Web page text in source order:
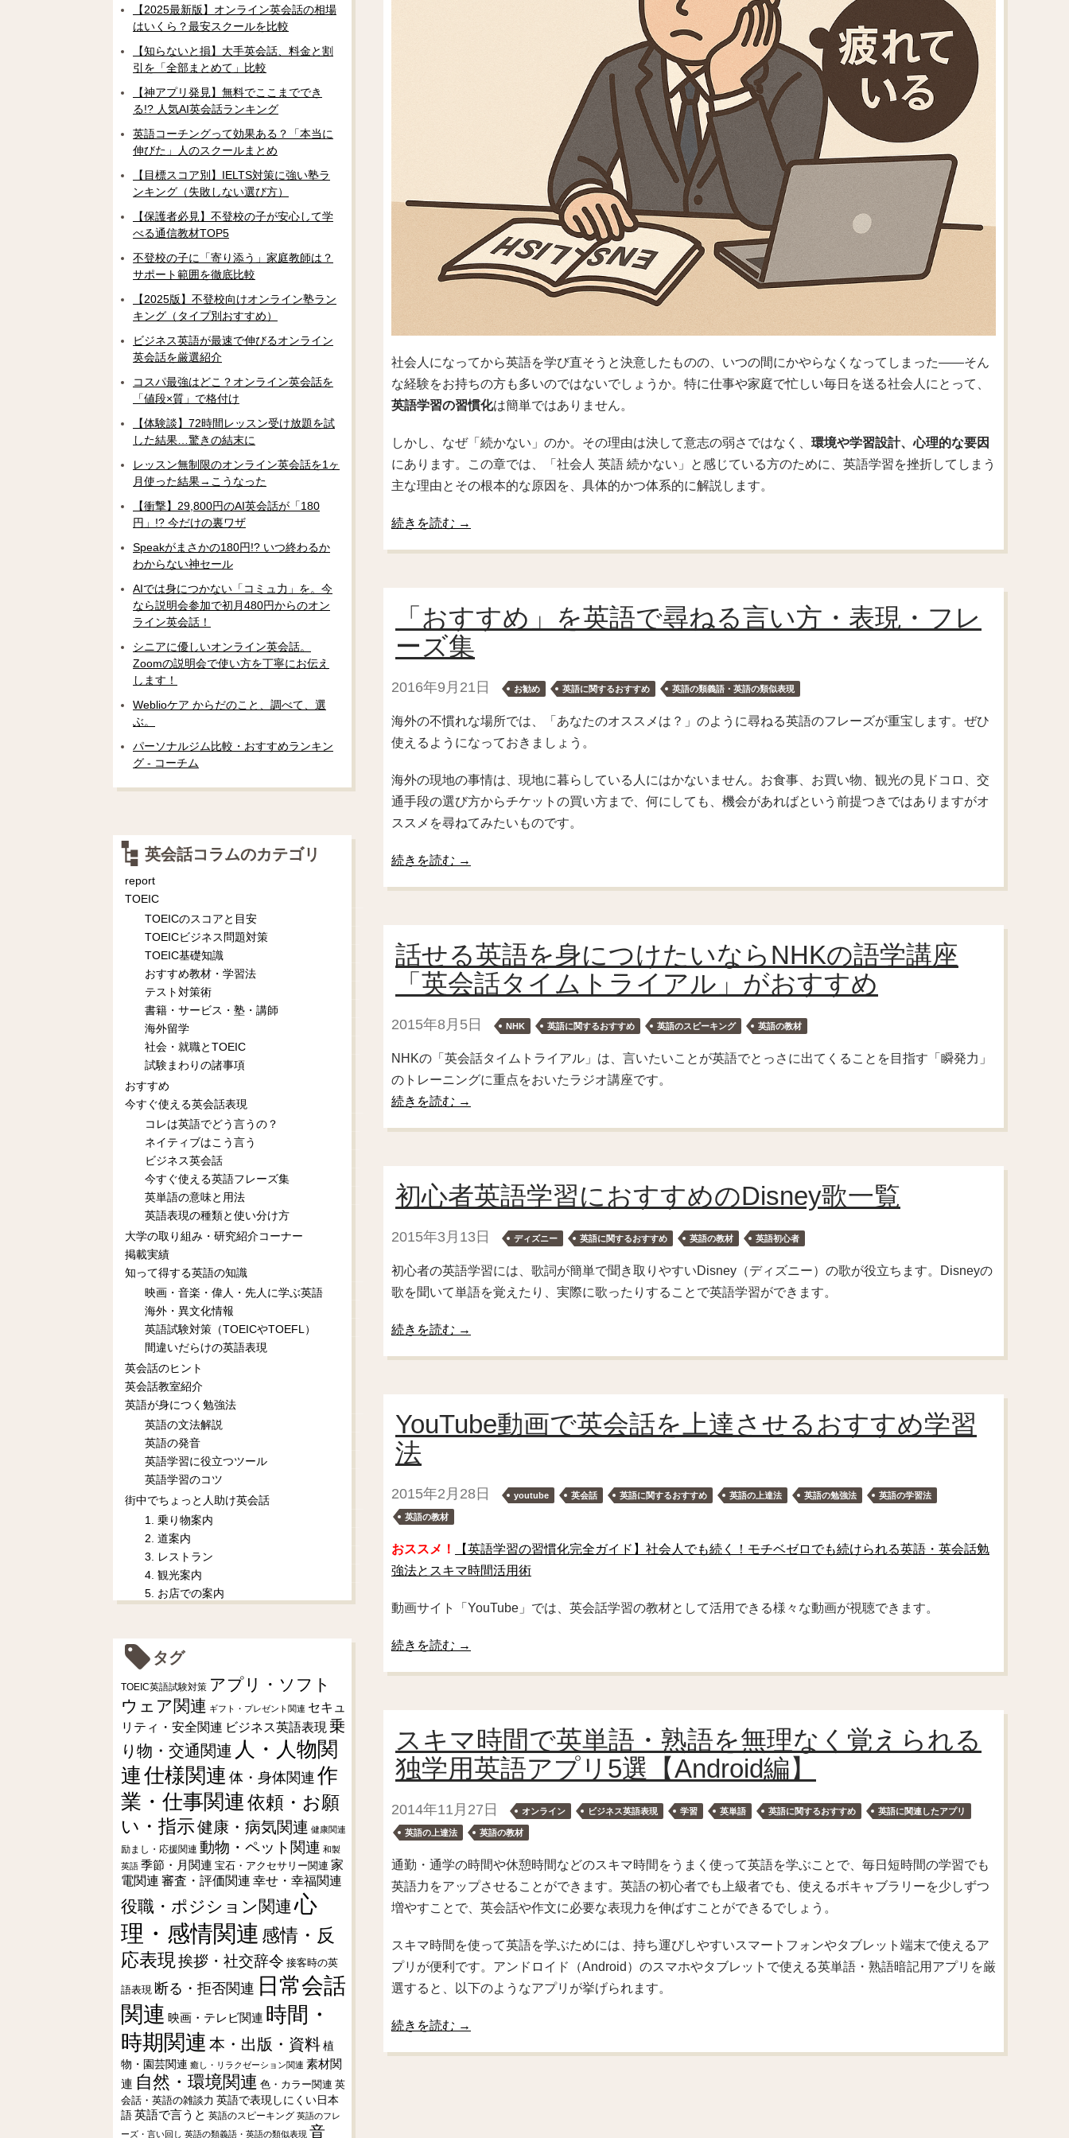
社会人になってから英語を学び直そうと決意したものの、いつの間にかやらなくなってしまった――そん
な経験をお持ちの方も多いのではないでしょうか。特に仕事や家庭で忙しい毎日を送る社会人にとって、
英語学習の習慣化は簡単ではありません。
しかし、なぜ「続かない」のか。その理由は決して意志の弱さではなく、 環境や学習設計、心理的な要因
にあります。この章では、「社会人 英語 続かない」と感じている方のために、英語学習を挫折してしまう
主な理由とその根本的な原因を、具体的かつ体系的に解説します。
続きを読む →
「おすすめ」を英語で尋ねる言い方・表現・フレ
ーズ集
2016年9月21日 お勧め 英語に関するおすすめ 英語の類義語・英語の類似表現
海外の不慣れな場所では、「あなたのオススメは？」のように尋ねる英語のフレーズが重宝します。ぜひ
使えるようになっておきましょう。
海外の現地の事情は、現地に暮らしている人にはかないません。お食事、お買い物、観光の見ドコロ、交
通手段の選び方からチケットの買い方まで、何にしても、機会があればという前提つきではありますがオ
ススメを尋ねてみたいものです。
続きを読む →
話せる英語を身につけたいならNHKの語学講座
「英会話タイムトライアル」がおすすめ
2015年8月5日 NHK 英語に関するおすすめ 英語のスピーキング 英語の教材
NHKの「英会話タイムトライアル」は、言いたいことが英語でとっさに出てくることを目指す「瞬発力」
のトレーニングに重点をおいたラジオ講座です。
続きを読む →
初心者英語学習におすすめのDisney歌一覧
2015年3月13日 ディズニー 英語に関するおすすめ 英語の教材 英語初心者
初心者の英語学習には、歌詞が簡単で聞き取りやすいDisney（ディズニー）の歌が役立ちます。Disneyの
歌を聞いて単語を覚えたり、実際に歌ったりすることで英語学習ができます。
続きを読む →
YouTube動画で英会話を上達させるおすすめ学習
法
2015年2月28日 youtube 英会話 英語に関するおすすめ 英語の上達法 英語の勉強法 英語の学習法
英語の教材
おススメ！
【英語学習の習慣化完全ガイド】社会人でも続く！モチベゼロでも続けられる英語・英会話勉
強法とスキマ時間活用術
動画サイト「YouTube」では、英会話学習の教材として活用できる様々な動画が視聴できます。
続きを読む →
スキマ時間で英単語・熟語を無理なく覚えられる
独学用英語アプリ5選【Android編】
2014年11月27日 オンライン ビジネス英語表現 学習 英単語 英語に関するおすすめ 英語に関連したアプリ
英語の上達法 英語の教材
通勤・通学の時間や休憩時間などのスキマ時間をうまく使って英語を学ぶことで、毎日短時間の学習でも
英語力をアップさせることができます。英語の初心者でも上級者でも、使えるボキャブラリーを少しずつ
増やすことで、英会話や作文に必要な表現力を伸ばすことができるでしょう。
スキマ時間を使って英語を学ぶためには、持ち運びしやすいスマートフォンやタブレット端末で使えるア
プリが便利です。アンドロイド（Android）のスマホやタブレットで使える英単語・熟語暗記用アプリを厳
選すると、以下のようなアプリが挙げられます。
続きを読む →
【2025最新版】オンライン英会話の相場
はいくら？最安スクールを比較
【知らないと損】大手英会話、料金と割
引を「全部まとめて」比較
【神アプリ発見】無料でここまででき
る!? 人気AI英会話ランキング
英語コーチングって効果ある？「本当に
伸びた」人のスクールまとめ
【目標スコア別】IELTS対策に強い塾ラ
ンキング（失敗しない選び方）
【保護者必見】不登校の子が安心して学
べる通信教材TOP5
不登校の子に「寄り添う」家庭教師は？
サポート範囲を徹底比較
【2025版】不登校向けオンライン塾ラン
キング（タイプ別おすすめ）
ビジネス英語が最速で伸びるオンライン
英会話を厳選紹介
コスパ最強はどこ？オンライン英会話を
「値段×質」で格付け
【体験談】72時間レッスン受け放題を試
した結果…驚きの結末に
レッスン無制限のオンライン英会話を1ヶ
月使った結果→こうなった
【衝撃】29,800円のAI英会話が「180
円」!? 今だけの裏ワザ
Speakがまさかの180円!? いつ終わるか
わからない神セール
AIでは身につかない「コミュ力」を。今
なら説明会参加で初月480円からのオン
ライン英会話！
シニアに優しいオンライン英会話。
Zoomの説明会で使い方を丁寧にお伝え
します！
Weblioケア からだのこと、調べて、選
ぶ。
パーソナルジム比較・おすすめランキン
グ - コーチム
英会話コラムのカテゴリ
report
TOEIC
TOEICのスコアと目安
TOEICビジネス問題対策
TOEIC基礎知識
おすすめ教材・学習法
テスト対策術
書籍・サービス・塾・講師
海外留学
社会・就職とTOEIC
試験まわりの諸事項
おすすめ
今すぐ使える英会話表現
コレは英語でどう言うの？
ネイティブはこう言う
ビジネス英会話
今すぐ使える英語フレーズ集
英単語の意味と用法
英語表現の種類と使い分け方
大学の取り組み・研究紹介コーナー
掲載実績
知って得する英語の知識
映画・音楽・偉人・先人に学ぶ英語
海外・異文化情報
英語試験対策（TOEICやTOEFL）
間違いだらけの英語表現
英会話のヒント
英会話教室紹介
英語が身につく勉強法
英語の文法解説
英語の発音
英語学習に役立つツール
英語学習のコツ
街中でちょっと人助け英会話
1. 乗り物案内
2. 道案内
3. レストラン
4. 観光案内
5. お店での案内
タグ
TOEIC英語試験対策 アプリ・ソフト
ウェア関連 ギフト・プレゼント関連 セキュ
リティ・安全関連 ビジネス英語表現 乗
り物・交通関連 人・人物関
連仕様関連 体・身体関連 作
業・仕事関連依頼・お願
い・指示健康・病気関連 健康関連
励まし・応援関連 動物・ペット関連 和製
英語 季節・月関連 宝石・アクセサリー関連 家
電関連 審査・評価関連 幸せ・幸福関連
役職・ポジション関連 心
理・感情関連 感情・反
応表現挨拶・社交辞令 接客時の英
語表現 断る・拒否関連 日常会話
関連 映画・テレビ関連 時間・
時期関連 本・出版・資料植
物・園芸関連 癒し・リラクゼーション関連 素材関
連 自然・環境関連 色・カラー関連 英
会話・英語の雑談力 英語で表現しにくい日本
語 英語で言うと 英語のスピーキング 英語のフレ
ーズ・言い回し 英語の類義語・英語の類似表現 音